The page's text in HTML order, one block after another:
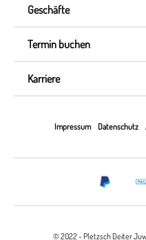
Geschäfte
Termin buchen
Karriere
Impressum Datenschutz
© 2022 - Pletzsch Deiter